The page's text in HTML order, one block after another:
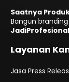
Saatnya
Bangun
Layanan
Jasa Press